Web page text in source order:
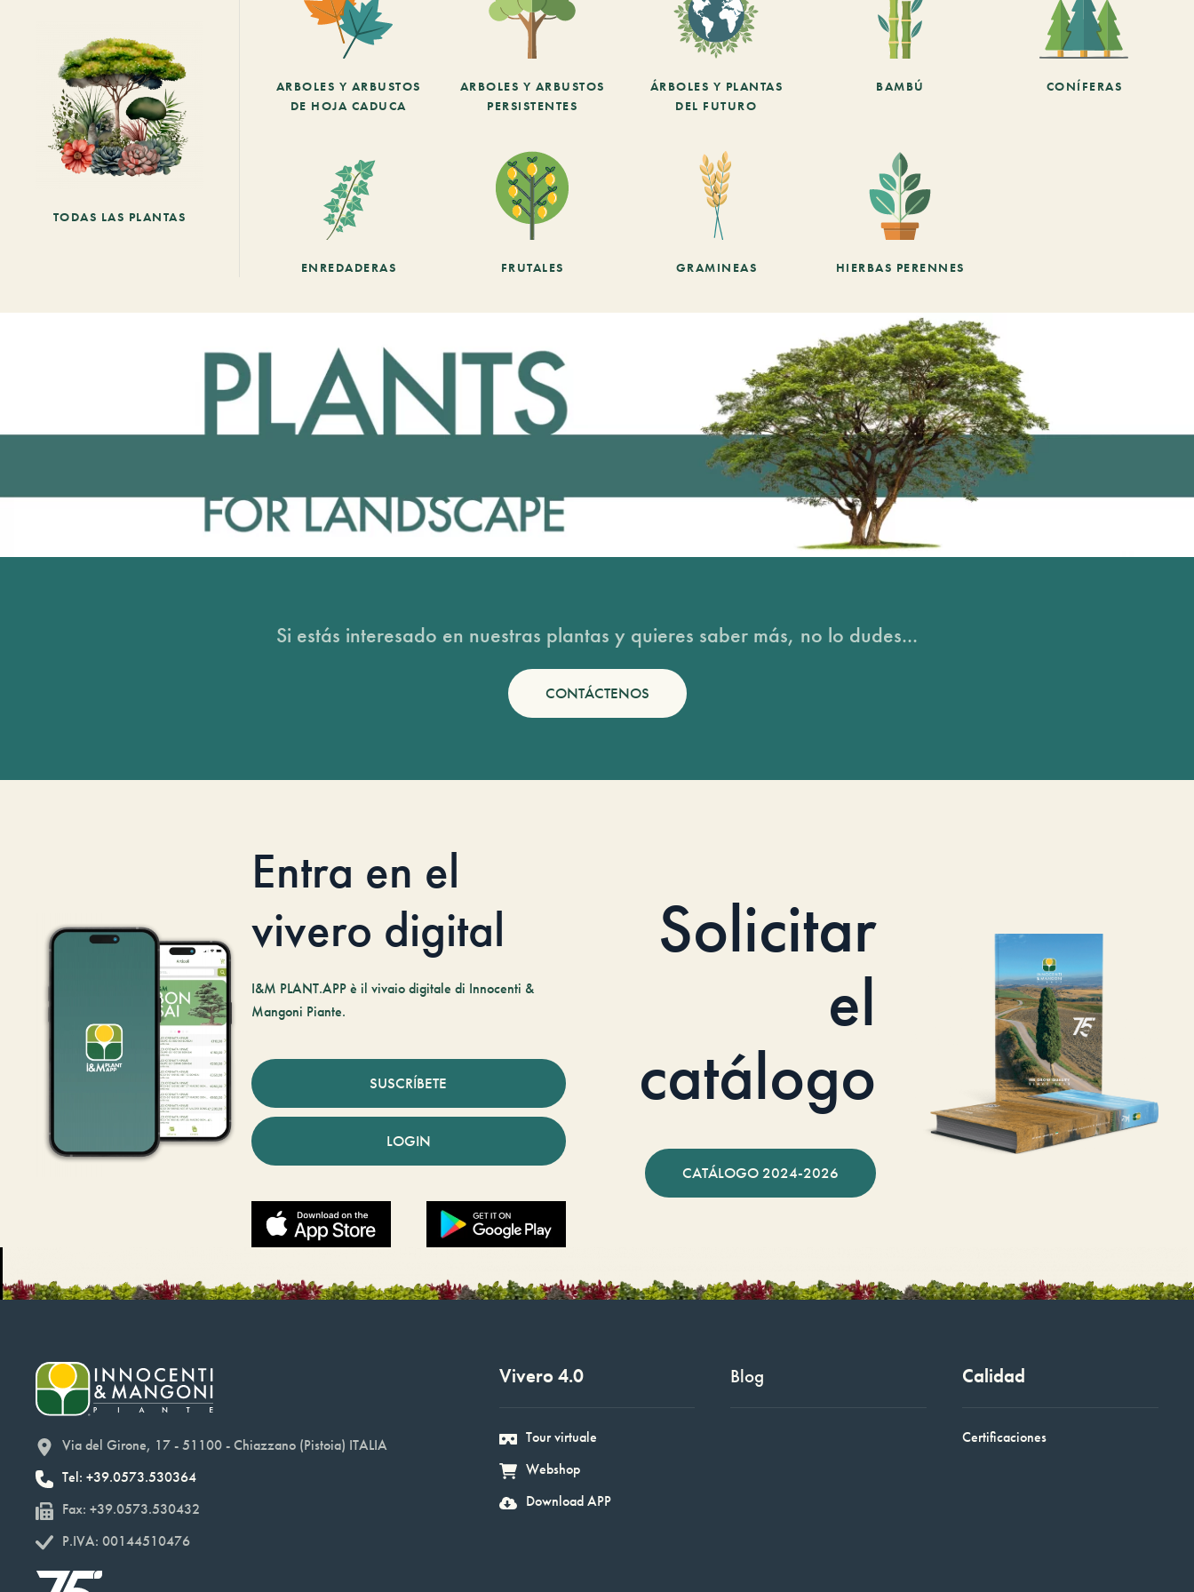
TODAS LAS PLANTAS
ARBOLES Y ARBUSTOS
DE HOJA CADUCA
ARBOLES Y ARBUSTOS
PERSISTENTES
ÁRBOLES Y PLANTAS
DEL FUTURO
BAMBÚ CONÍFERAS
ENREDADERAS FRUTALES GRAMINEAS HIERBAS PERENNES
Si estás interesado en nuestras plantas y quieres saber más, no lo dudes...
CONTÁCTENOS
Entra en el
vivero digital
I&M PLANT.APP è il vivaio digitale di Innocenti &
Mangoni Piante.
SUSCRÍBETE
LOGIN
Solicitar
el
catálogo
CATÁLOGO 2024-2026
Via del Girone, 17 - 51100 - Chiazzano (Pistoia) ITALIA
Tel: +39.0573.530364
Fax: +39.0573.530432
P.IVA: 00144510476
Vivero 4.0
Tour virtuale
Webshop
Download APP
Blog Calidad
Certificaciones